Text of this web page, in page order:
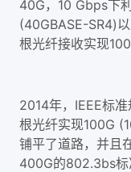
40G，10 Gbps下
(40GBASE-SR4)
根光纤接收实现
2014年，IEEE标
根光纤实现100G
铺平了道路，并且
400G的802.3bs标